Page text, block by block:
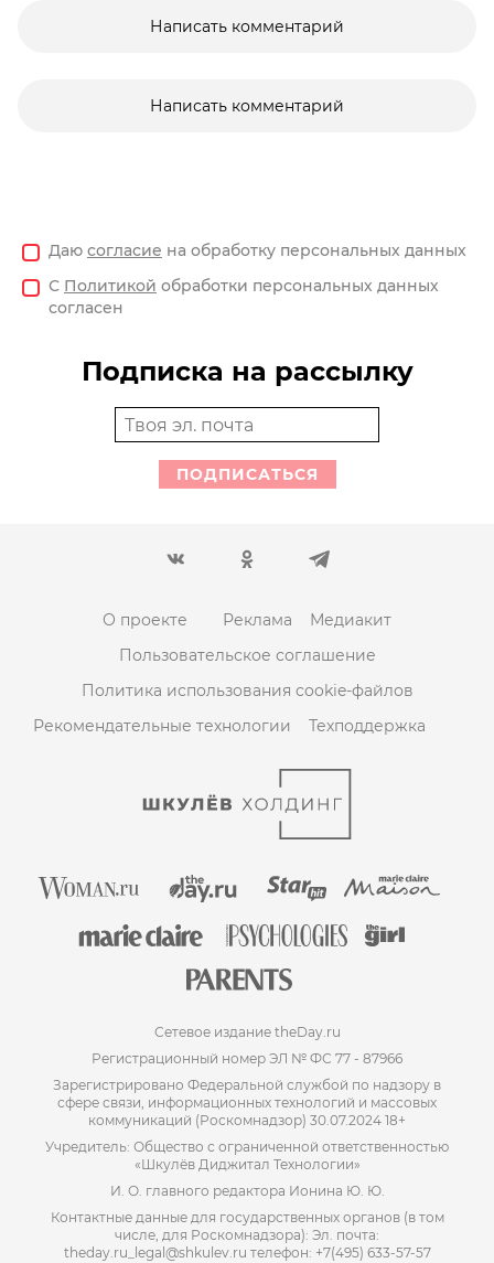
Написать комментарий
Написать комментарий
Даю согласие на обработку персональных данных
С Политикой обработки персональных данных
согласен
Подписка на рассылку
ПОДПИСАТЬСЯ
О проекте Реклама
Медиакит
Пользовательское соглашение
Политика использования cookie-файлов
Рекомендательные технологии
Техподдержка
Сетевое издание theDay.ru
Регистрационный номер ЭЛ № ФС 77 - 87966
Зарегистрировано Федеральной службой по надзору в
сфере связи, информационных технологий и массовых
коммуникаций (Роскомнадзор) 30.07.2024 18+
Учредитель: Общество с ограниченной ответственностью
«Шкулёв Диджитал Технологии»
И. О. главного редактора Ионина Ю. Ю.
Контактные данные для государственных органов (в том
числе, для Роскомнадзора): Эл. почта:
theday.ru_legal@shkulev.ru телефон: +7(495) 633-57-57